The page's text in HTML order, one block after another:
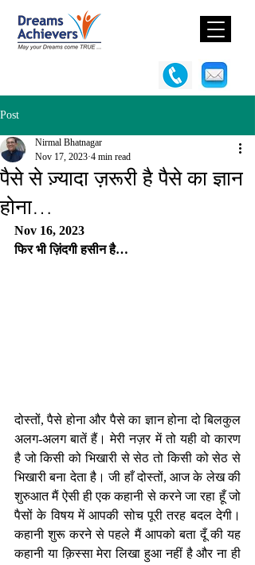
Post
पैसे से ज़्यादा ज़रूरी है पैसे का ज्ञान
होना…
Nirmal Bhatnagar
Nov 17, 2023 4 min read
Nov 16, 2023
फिर भी ज़िंदगी हसीन है…
दोस्तों, पैसे होना और पैसे का ज्ञान होना दो बिलकुल
अलग-अलग बातें हैं। मेरी नज़र में तो यही वो कारण
है जो किसी को भिखारी से सेठ तो किसी को सेठ से
भिखारी बना देता है। जी हाँ दोस्तों, आज के लेख की
शुरुआत मैं ऐसी ही एक कहानी से करने जा रहा हूँ जो
पैसों के विषय में आपकी सोच पूरी तरह बदल देगी।
कहानी शुरू करने से पहले मैं आपको बता दूँ की यह
कहानी या क़िस्सा मेरा लिखा हुआ नहीं है और ना ही